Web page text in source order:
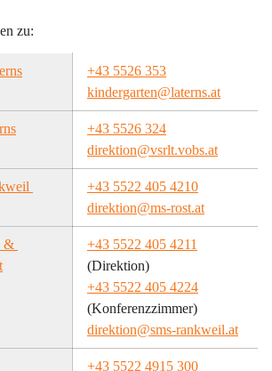
zu:
+43 5526 353
kindergarten@laterns.at
+43 5526 324
direktion@vsrlt.vobs.at
+43 5522 405 4210
direktion@ms-rost.at
&
+43 5522 405 4211
(Direktion)
+43 5522 405 4224
(Konferenzzimmer)
direktion@sms-rankweil.at
+43 5522 4915 300